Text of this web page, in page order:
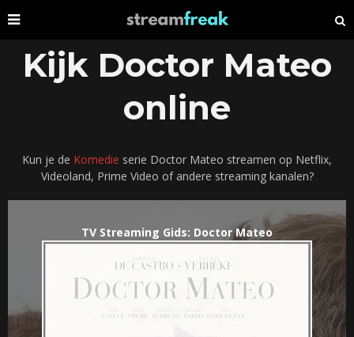
Kijk Doctor Mateo
online
Kun je de Komedie serie Doctor Mateo streamen op Netflix,
Videoland, Prime Video of andere streaming kanalen?
TV Streaming Gids: Doctor Mateo